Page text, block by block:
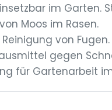
im Garten.
Moos im Rasen.
von Fugen.
gegen
für Gartenarbeit